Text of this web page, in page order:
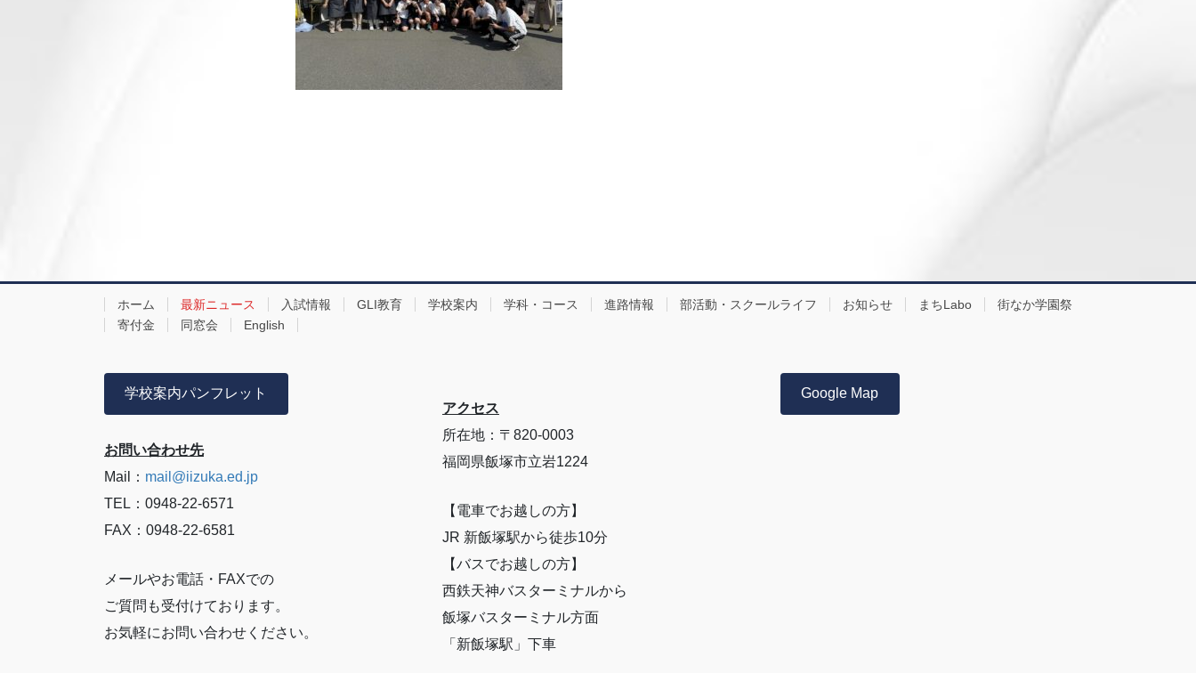
ホーム 最新ニュース 入試情報 GLI教育 学校案内 学科・コース 進路情報 部活動・スクールライフ お知らせ まちLabo
街なか学園祭
寄付金
同窓会 English
学校案内パンフレット
お問い合わせ先
Mail： mail@iizuka.ed.jp
TEL：0948-22-6571
FAX：0948-22-6581
メールやお電話・FAXでの
ご質問も受付けております。
お気軽にお問い合わせください。
アクセス
所在地：〒820-0003
福岡県飯塚市立岩1224
【電車でお越しの方】
JR 新飯塚駅から徒歩10分
【バスでお越しの方】
西鉄天神バスターミナルから
飯塚バスターミナル方面
「新飯塚駅」下車
Google Map